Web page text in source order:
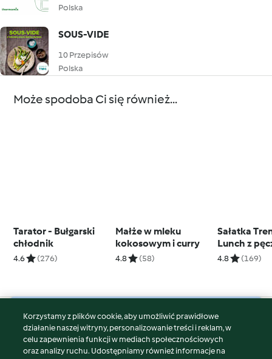
Polska
SOUS-VIDE
10 Przepisów
Polska
Może spodoba Ci się również...
Tarator - Bułgarski
chłodnik
4.6 (276)
Małże w mleku
kokosowym i curry
4.8 (58)
Sałatka
Lunch z
kaszą
4.8 (169)
© Copyright 2026
Warunki korzystania
Korzystamy z plików cookie, aby umożliwić prawidłowe
działanie naszej witryny, personalizowanie treści i reklam, w
celu zapewnienia funkcji w mediach społecznościowych
oraz analizy ruchu. Udostępniamy również informacje na